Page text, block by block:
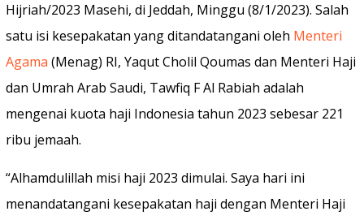
Hijriah/2023 Masehi, di Jeddah, Minggu (8/1/2023). Salah
satu isi kesepakatan yang ditandatangani oleh Menteri
Agama (Menag) RI, Yaqut Cholil Qoumas dan Menteri Haji
dan Umrah Arab Saudi, Tawfiq F Al Rabiah adalah
mengenai kuota haji Indonesia tahun 2023 sebesar 221
ribu jemaah.
“Alhamdulillah misi haji 2023 dimulai. Saya hari ini
menandatangani kesepakatan haji dengan Menteri Haji